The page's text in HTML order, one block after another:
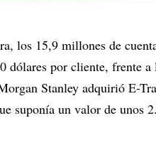
los 15,9 millones de
dólares por cliente, frente a
Stanley adquirió E-
suponía un valor de unos